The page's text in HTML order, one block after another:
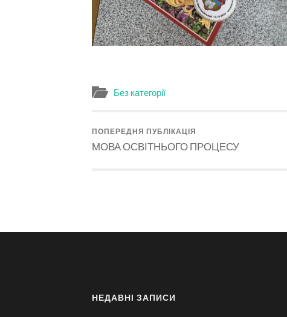
Без категорії
ПОПЕРЕДНЯ ПУБЛІКАЦІЯ
МОВА ОСВІТНЬОГО ПРОЦЕСУ
НЕДАВНІ ЗАПИСИ